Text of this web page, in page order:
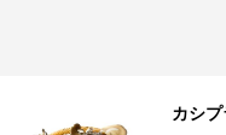
カシプ